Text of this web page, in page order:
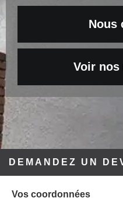
Nous
Voir
DEMANDEZ UN
Vos coordonnées